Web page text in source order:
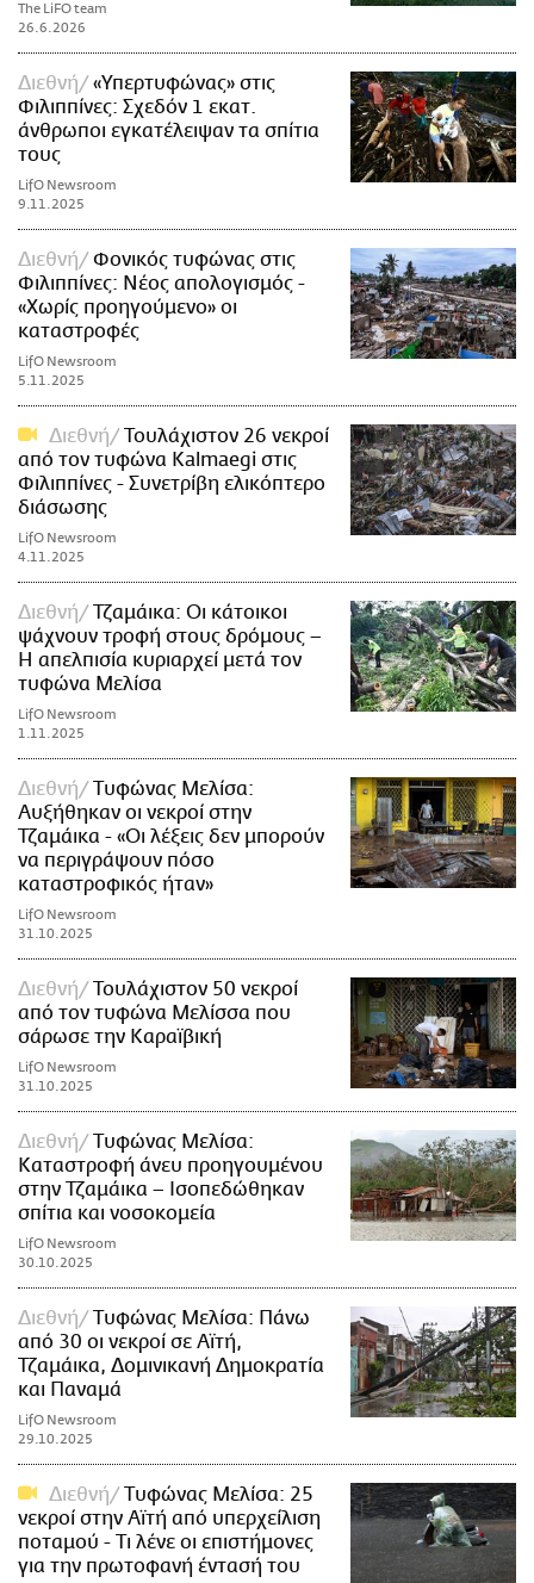
The LiFO team
26.6.2026
Διεθνή
«Υπερτυφώνας» στις
Φιλιππίνες: Σχεδόν 1 εκατ.
άνθρωποι εγκατέλειψαν τα σπίτια
τους
LifO Newsroom
9.11.2025
Διεθνή
Φονικός τυφώνας στις
Φιλιππίνες: Νέος απολογισμός -
«Χωρίς προηγούμενο» οι
καταστροφές
LifO Newsroom
5.11.2025
Διεθνή
Τουλάχιστον 26 νεκροί
από τον τυφώνα Kalmaegi στις
Φιλιππίνες - Συνετρίβη ελικόπτερο
διάσωσης
LifO Newsroom
4.11.2025
Διεθνή
Τζαμάικα: Οι κάτοικοι
ψάχνουν τροφή στους δρόμους –
Η απελπισία κυριαρχεί μετά τον
τυφώνα Μελίσα
LifO Newsroom
1.11.2025
Διεθνή
Τυφώνας Μελίσα:
Αυξήθηκαν οι νεκροί στην
Τζαμάικα - «Οι λέξεις δεν μπορούν
να περιγράψουν πόσο
καταστροφικός ήταν»
LifO Newsroom
31.10.2025
Διεθνή
Τουλάχιστον 50 νεκροί
από τον τυφώνα Μελίσσα που
σάρωσε την Καραϊβική
LifO Newsroom
31.10.2025
Διεθνή
Τυφώνας Μελίσα:
Καταστροφή άνευ προηγουμένου
στην Τζαμάικα – Ισοπεδώθηκαν
σπίτια και νοσοκομεία
LifO Newsroom
30.10.2025
Διεθνή
Τυφώνας Μελίσα: Πάνω
από 30 οι νεκροί σε Αϊτή,
Τζαμάικα, Δομινικανή Δημοκρατία
και Παναμά
LifO Newsroom
29.10.2025
Διεθνή
Τυφώνας Μελίσα: 25
νεκροί στην Αϊτή από υπερχείλιση
ποταμού - Τι λένε οι επιστήμονες
για την πρωτοφανή έντασή του